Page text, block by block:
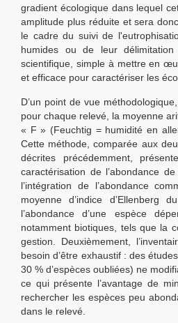
gradient écologique dans lequel
amplitude plus réduite et sera
le cadre du suivi de
humides ou de leur
scientifique, simple à mettre en
et efficace pour caractériser les
D’un point de vue
pour chaque relevé, la moyenne
« F » (Feuchtig = humidité en
Cette méthode, comparée aux
décrites précédemment,
caractérisation de l’abondance
l’intégration de l’abondance
moyenne d’indice d’Ellenberg
l’abondance d’une espèce
notamment biotiques, tels que la
gestion. Deuxièmement,
besoin d’être exhaustif : des
30 % d’espèces oubliées) ne
ce qui présente l’avantage de
rechercher les espèces peu
dans le relevé.